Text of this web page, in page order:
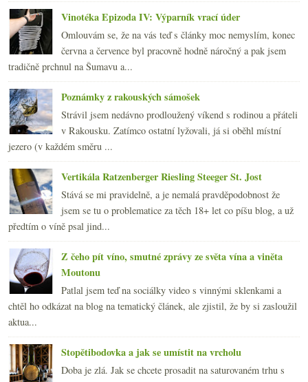
Vinotéka Epizoda IV: Výparník vrací úder
Omlouvám se, že na vás teď s články moc nemyslím, konec
června a července byl pracovně hodně náročný a pak jsem
tradičně prchnul na Šumavu a...
Poznámky z rakouských sámošek
Strávil jsem nedávno prodloužený víkend s rodinou a přáteli
v Rakousku. Zatímco ostatní lyžovali, já si oběhl místní
jezero (v každém směru ...
Vertikála Ratzenberger Riesling Steeger St. Jost
Stává se mi pravidelně, a je nemalá pravděpodobnost že
jsem se tu o problematice za těch 18+ let co píšu blog, a už
předtím o víně psal jind...
Z čeho pít víno, smutné zprávy ze světa vína a viněta
Moutonu
Patlal jsem teď na sociálky video s vinnými sklenkami a
chtěl ho odkázat na blog na tematický článek, ale zjistil, že by si zasloužil
aktua...
Stopětibodovka a jak se umístit na vrcholu
Doba je zlá. Jak se chcete prosadit na saturovaném trhu s